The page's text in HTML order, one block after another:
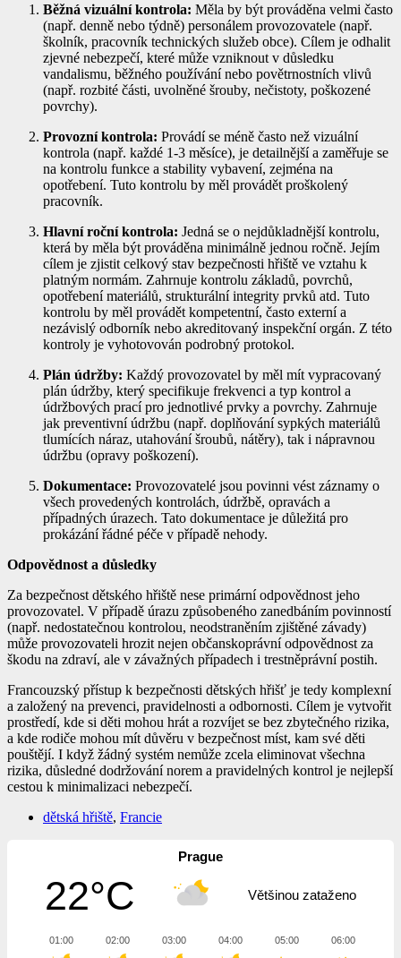
Běžná vizuální kontrola: Měla by být prováděna velmi často
(např. denně nebo týdně) personálem provozovatele (např.
školník, pracovník technických služeb obce). Cílem je odhalit
zjevné nebezpečí, které může vzniknout v důsledku
vandalismu, běžného používání nebo povětrnostních vlivů
(např. rozbité části, uvolněné šrouby, nečistoty, poškozené
povrchy).
Provozní kontrola: Provádí se méně často než vizuální
kontrola (např. každé 1-3 měsíce), je detailnější a zaměřuje se
na kontrolu funkce a stability vybavení, zejména na
opotřebení. Tuto kontrolu by měl provádět proškolený
pracovník.
Hlavní roční kontrola: Jedná se o nejdůkladnější kontrolu,
která by měla být prováděna minimálně jednou ročně. Jejím
cílem je zjistit celkový stav bezpečnosti hřiště ve vztahu k
platným normám. Zahrnuje kontrolu základů, povrchů,
opotřebení materiálů, strukturální integrity prvků atd. Tuto
kontrolu by měl provádět kompetentní, často externí a
nezávislý odborník nebo akreditovaný inspekční orgán. Z této
kontroly je vyhotovován podrobný protokol.
Plán údržby: Každý provozovatel by měl mít vypracovaný
plán údržby, který specifikuje frekvenci a typ kontrol a
údržbových prací pro jednotlivé prvky a povrchy. Zahrnuje
jak preventivní údržbu (např. doplňování sypkých materiálů
tlumících náraz, utahování šroubů, nátěry), tak i nápravnou
údržbu (opravy poškození).
Dokumentace: Provozovatelé jsou povinni vést záznamy o
všech provedených kontrolách, údržbě, opravách a
případných úrazech. Tato dokumentace je důležitá pro
prokázání řádné péče v případě nehody.
Odpovědnost a důsledky
Za bezpečnost dětského hřiště nese primární odpovědnost jeho
provozovatel. V případě úrazu způsobeného zanedbáním povinností
(např. nedostatečnou kontrolou, neodstraněním zjištěné závady)
může provozovateli hrozit nejen občanskoprávní odpovědnost za
škodu na zdraví, ale v závažných případech i trestněprávní postih.
Francouzský přístup k bezpečnosti dětských hřišť je tedy komplexní
a založený na prevenci, pravidelnosti a odbornosti. Cílem je vytvořit
prostředí, kde si děti mohou hrát a rozvíjet se bez zbytečného rizika,
a kde rodiče mohou mít důvěru v bezpečnost míst, kam své děti
pouštějí. I když žádný systém nemůže zcela eliminovat všechna
rizika, důsledné dodržování norem a pravidelných kontrol je nejlepší
cestou k minimalizaci nebezpečí.
dětská hřiště, Francie
Prague
22°C Většinou zataženo
01:00 02:00 03:00 04:00 05:00 06:00